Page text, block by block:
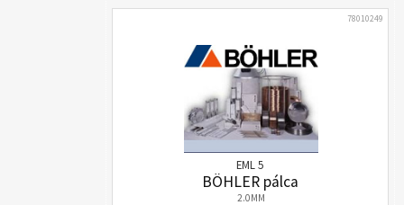
78010249
EML 5
BÖHLER pálca
2.0MM